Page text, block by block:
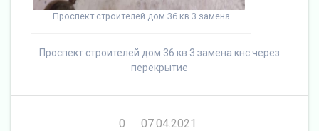
Проспект строителей дом 36 кв 3 замена
Проспект строителей дом 36 кв 3 замена кнс через
перекрытие
0 07.04.2021